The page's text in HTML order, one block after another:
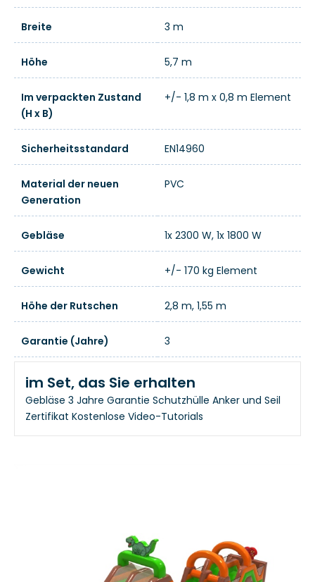
Breite 3 m
Höhe 5,7 m
Im verpackten Zustand
(H x B)
+/- 1,8 m x 0,8 m Element
Sicherheitsstandard EN14960
Material der neuen
Generation
PVC
Gebläse 1x 2300 W, 1x 1800 W
Gewicht +/- 170 kg Element
Höhe der Rutschen 2,8 m, 1,55 m
Garantie (Jahre) 3
im Set, das Sie erhalten
Gebläse 3 Jahre Garantie Schutzhülle Anker und Seil
Zertifikat Kostenlose Video-Tutorials